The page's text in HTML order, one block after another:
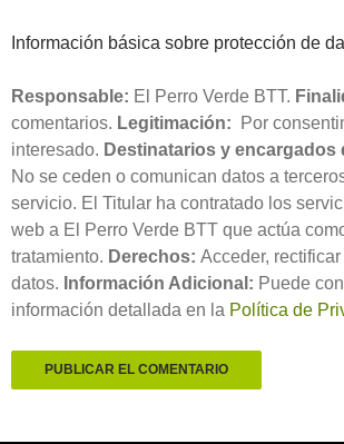
Información básica sobre protección de
Responsable: El Perro Verde BTT.
comentarios. Legitimación: Por
interesado. Destinatarios y encargados
No se ceden o comunican datos a
servicio. El Titular ha contratado los
web a El Perro Verde BTT que actúa
tratamiento. Derechos: Acceder,
datos. Información Adicional: Puede
información detallada en la Política de